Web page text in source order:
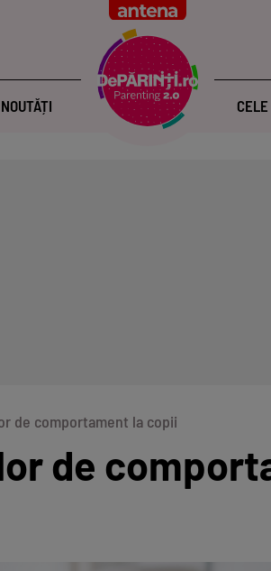
NOUTĂȚI
de comportament la copii
de